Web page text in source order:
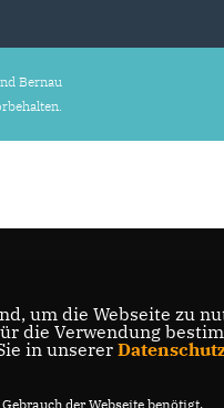
Bernau
um die Webseite zu
die Verwendung
in unserer
der Webseite benötigt.